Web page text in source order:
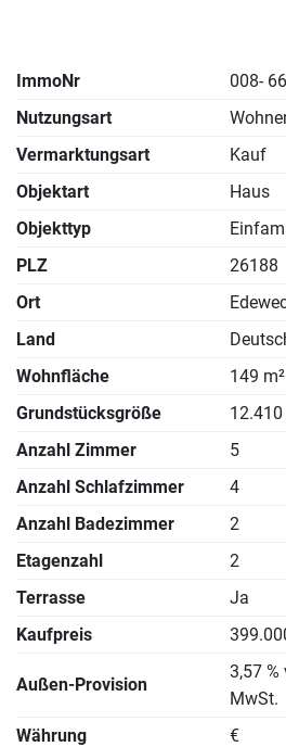
ImmoNr
008-
Nutzungsart
Vermarktungsart
Kauf
Objektart
Haus
Objekttyp
PLZ
26188
Ort
Land
Wohnfläche
149 m²
Grundstücksgröße
12.410
Anzahl Zimmer
5
Anzahl Schlafzimmer
4
Anzahl Badezimmer
2
Etagenzahl
2
Terrasse
Ja
Kaufpreis
Außen-Provision
3,57
MwSt.
Währung
€